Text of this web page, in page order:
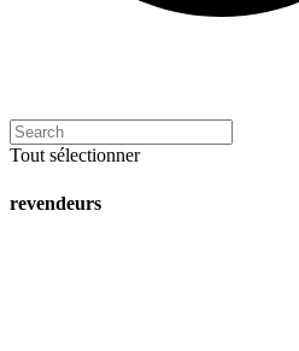
Tout sélectionner
revendeurs